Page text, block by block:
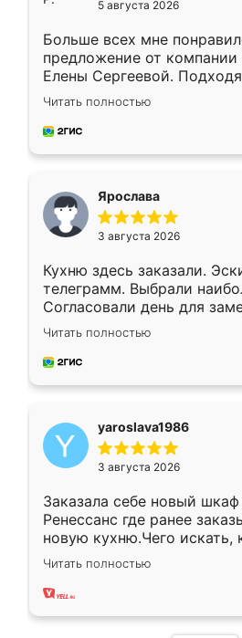
5 августа 2026
Больше всех мне
предложение от компании
Елены Сергеевой.
короткие сроки
для замера сотрудник
предложил по моему
Читать полностью
Ярослава
3 августа 2026
Кухню здесь заказали.
телеграмм. Выбрали
Согласовали день для
недели кухня была уже
довольны работой.
мебель за качественную
Читать полностью
yaroslava1986
3 августа 2026
Заказала себе новый
Ренессанс где ранее
новую кухню.Чего искать,
вполне довольна. Служит
два года, нареканий нет.
Читать полностью